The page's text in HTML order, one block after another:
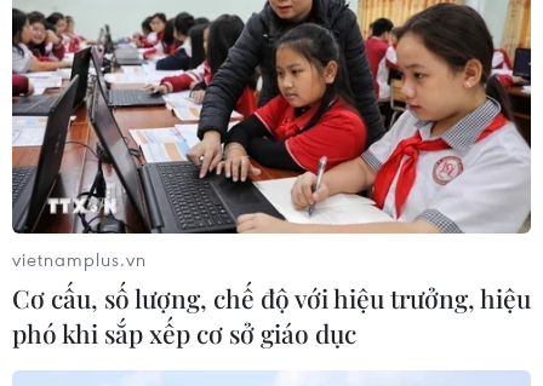
Xuất khẩu hồ tiêu tăng hơn 30% trong nửa
đầu năm
12/07/2024 07:56
Tính chung nửa đầu năm, lượng tiêu đen xuất khẩu đạt
xuất khẩu hồ tiêu đạt 634,2 triệu USD.
vietnamplus.vn
Cơ cấu, số lượng, chế độ với hiệu trưởng, hiệu
phó khi sắp xếp cơ sở giáo dục